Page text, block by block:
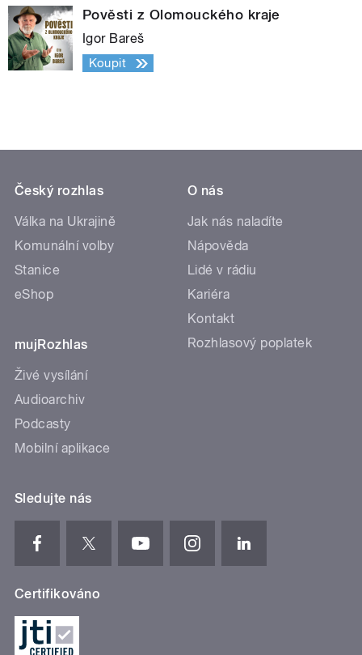
Pověsti z Olomouckého kraje
Igor Bareš
Koupit
Český rozhlas
Válka na Ukrajině
Komunální volby
Stanice
eShop
mujRozhlas
Živé vysílání
Audioarchiv
Podcasty
Mobilní aplikace
O nás
Jak nás naladíte
Nápověda
Lidé v rádiu
Kariéra
Kontakt
Rozhlasový poplatek
Sledujte nás
Certifikováno